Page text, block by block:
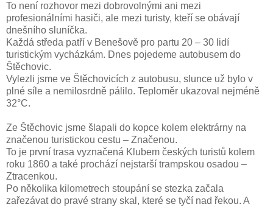
To není rozhovor mezi dobrovolnými ani mezi
profesionálními hasiči, ale mezi turisty, kteří se obávají
dnešního sluníčka.
Každá středa patří v Benešově pro partu 20 – 30 lidí
turistickým vycházkám. Dnes pojedeme autobusem do
Štěchovic.
Vylezli jsme ve Štěchovicích z autobusu, slunce už bylo v
plné síle a nemilosrdně pálilo. Teploměr ukazoval nejméně
32°C.
Ze Štěchovic jsme šlapali do kopce kolem elektrárny na
značenou turistickou cestu – Značenou.
To je první trasa vyznačená Klubem českých turistů kolem
roku 1860 a také prochází nejstarší trampskou osadou –
Ztracenkou.
Po několika kilometrech stoupání se stezka začala
zařezávat do pravé strany skal, které se tyčí nad řekou. A